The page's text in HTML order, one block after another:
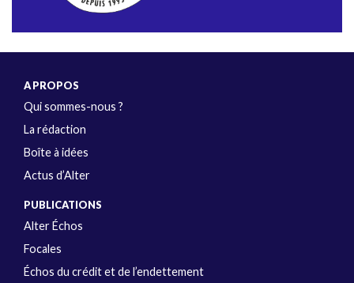
A PROPOS
Qui sommes-nous ?
La rédaction
Boîte à idées
Actus d’Alter
PUBLICATIONS
Alter Échos
Focales
Échos du crédit et de l’endettement